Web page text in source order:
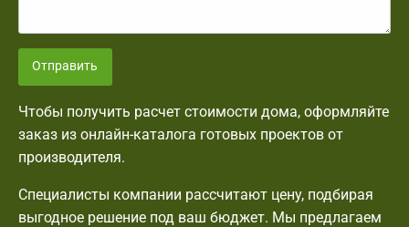
Отправить
Чтобы получить расчет стоимости дома, оформляйте
заказ из онлайн-каталога готовых проектов от
производителя.
Специалисты компании рассчитают цену, подбирая
выгодное решение под ваш бюджет. Мы предлагаем